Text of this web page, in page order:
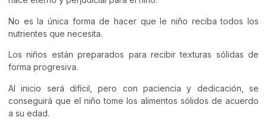
No es la única forma de hacer que le niño reciba todos los
nutrientes que necesita.
Los niños están preparados para recibir texturas sólidas de
forma progresiva.
Al inicio será difícil, pero con paciencia y dedicación, se
conseguirá que el niño tome los alimentos sólidos de acuerdo
a su edad.